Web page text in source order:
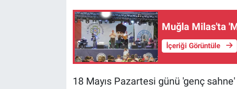
Muğla Milas'ta
İçeriği Görüntüle
18 Mayıs Pazartesi günü 'genç